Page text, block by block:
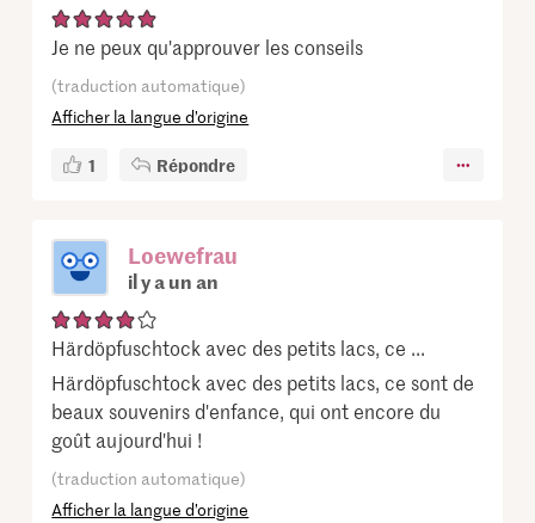
Je ne peux qu'approuver les conseils
(traduction automatique)
Afficher la langue d’origine
1 Répondre
Loewefrau
il y a un an
Härdöpfuschtock avec des petits lacs, ce ...
Härdöpfuschtock avec des petits lacs, ce sont de
beaux souvenirs d'enfance, qui ont encore du
goût aujourd'hui !
(traduction automatique)
Afficher la langue d’origine